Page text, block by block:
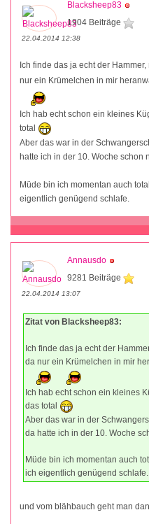
Blacksheep83
1904 Beiträge
22.04.2014 12:38
Ich finde das ja echt der
nur ein Krümelchen in mir
Ich hab echt schon ein kleines
total
Aber das war in der
hatte ich in der 10. Woche schon
Müde bin ich momentan auch
eigentlich genügend schlafe.
Annausdo
9281 Beiträge
22.04.2014 13:07
Zitat von Blacksheep83:
Ich finde das ja echt der
da nur ein Krümelchen in mir
Ich hab echt schon ein kleines
das total
Aber das war in der
da hatte ich in der 10. Woche
Müde bin ich momentan auch
ich eigentlich genügend schlafe.
und vom blähbauch geht man